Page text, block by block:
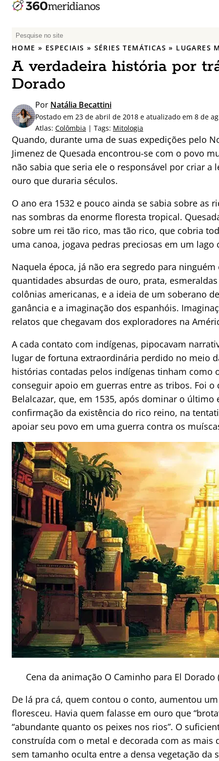
P
e
q
u
i
a
r
p
o
r
:
HOME » ESPECIAIS » SÉRIES TEMÁTICAS » LUGARES
A verdadeira história por
Dorado
Por Natália Becattini
Postado em 23 de abril de 2018 e atualizado em 8 de
Atlas: Colômbia | Tags: Mitologia
Quando, durante uma de suas expedições pelo
Jimenez de Quesada encontrou-se com o povo
não sabia que seria ele o responsável por criar a
ouro que duraria séculos.
O ano era 1532 e pouco ainda se sabia sobre as
nas sombras da enorme floresta tropical.
sobre um rei tão rico, mas tão rico, que cobria
uma canoa, jogava pedras preciosas em um
Naquela época, já não era segredo para
quantidades absurdas de ouro, prata,
colônias americanas, e a ideia de um soberano
ganância e a imaginação dos espanhóis.
relatos que chegavam dos exploradores na
A cada contato com indígenas, pipocavam
lugar de fortuna extraordinária perdido no meio
histórias contadas pelos indígenas tinham como
conseguir apoio em guerras entre as tribos. Foi
Belalcazar, que, em 1535, após dominar o
confirmação da existência do rico reino, na
apoiar seu povo em uma guerra contra os
Cena da animação O Caminho para El
De lá pra cá, quem contou o conto, aumentou
floresceu. Havia quem falasse em ouro que
“abundante quanto os peixes nos rios”. O
construída com o metal e decorada com as mais
sem tamanho oculta entre a densa vegetação da